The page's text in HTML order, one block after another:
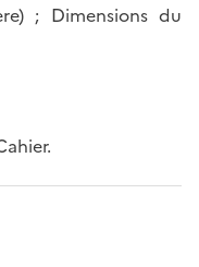
; Dimensions du